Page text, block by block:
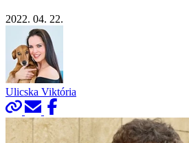
2022. 04. 22.
Ulicska Viktória